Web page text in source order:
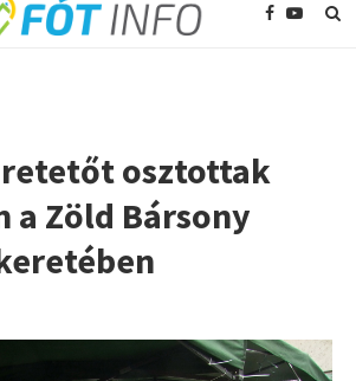
osztottak
a Zöld Bársony